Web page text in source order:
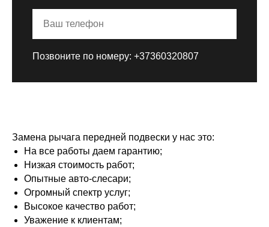
Позвоните по номеру: +37360320807
Замена рычага передней подвески у нас это:
На все работы даем гарантию;
Низкая стоимость работ;
Опытные авто-слесари;
Огромный спектр услуг;
Высокое качество работ;
Уважение к клиентам;